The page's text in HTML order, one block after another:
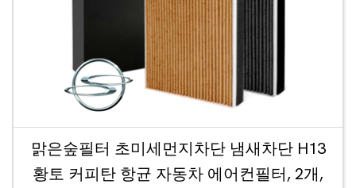
맑은숲필터 초미세먼지차단 냄새차단 H13
황토 커피탄 항균 자동차 에어컨필터, 2개,